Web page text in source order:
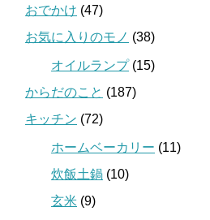
おでかけ (47)
お気に入りのモノ (38)
オイルランプ(15)
からだのこと (187)
キッチン (72)
ホームベーカリー (11)
炊飯土鍋 (10)
玄米 (9)